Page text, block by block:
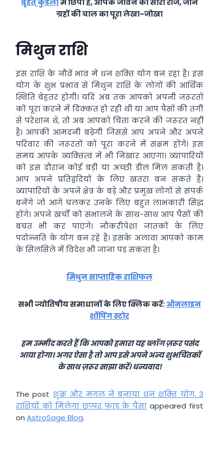
बृहत् कुंडलीमें छिपा है, आपके जीवन का सारा राज, जानें
ग्रहों की चाल का पूरा लेखा-जोखा
मिथुन राशि
इस राशि के नौवें भाव में धन शक्‍ति योग बन रहा है। इस
योग के शुभ प्रभाव से मिथुन राशि के लोगों की आर्थिक
स्थिति बेहतर होगी। यदि अब तक आपको अपनी जरूरतों
को पूरा करने में दिक्‍कत हो रही थी या आप पैसों की तंगी
से परेशान थे, तो अब आपको चिंता करने की जरूरत नहीं
है। आपकी आमदनी बढ़ेगी जिससे आप अपने और अपने
परिवार की जरूरतों को पूरा करने में सक्षम होंगे। इस
समय आपके व्‍यक्‍तित्‍व में भी निखार आएगा। व्‍यापारियों
को इस दौरान कोई बड़ी या अच्‍छी डील मिल सकती है।
आप अपने प्रतिद्वंदियों के लिए खतरा बन सकते हैं।
व्‍यापारियों के अपने क्षेत्र के बड़े और प्रमुख लोगों से संपर्क
बनेंगे जो आगे चलकर उनके लिए बहुत लाभकारी सिद्ध
होंगे। अपने खर्चों को संभालने के साथ-साथ आप पैसों की
बचत भी कर पाएंगे। नौकरीपेशा जातकों के लिए
पदोन्‍नति के योग बन रहे हैं। इसके अलावा आपको काम
के सिलसिले में विदेश भी जाना पड़ सकता है।
मिथुन साप्ताहिक राशिफल
सभी ज्योतिषीय समाधानों के लिए क्लिक करें:ऑनलाइन
शॉपिंग स्टोर
हम उम्मीद करते हैं कि आपको हमारा यह ब्लॉग ज़रूर पसंद
आया होगा। अगर ऐसा है तो आप इसे अपने अन्य शुभचिंतकों
के साथ ज़रूर साझा करें। धन्यवाद!
The post शुक्र और मंगल ने बनाया धन शक्‍ति योग, 3
राशियों को मिलेगा छप्‍पर फाड़ के पैसा appeared first
on AstroSage Blog.